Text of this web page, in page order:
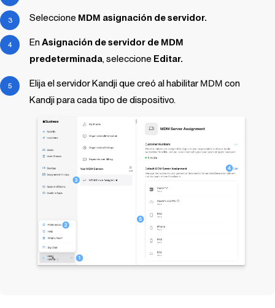
Seleccione MDM asignación de servidor.
EnAsignación de servidor de MDM
predeterminada, seleccione Editar.
Elija el servidorKandjique creó al habilitar MDM con
Kandjipara cada tipo de dispositivo.